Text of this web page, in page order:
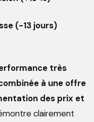
(-13 jours)
très
à une offre
des prix et
clairement